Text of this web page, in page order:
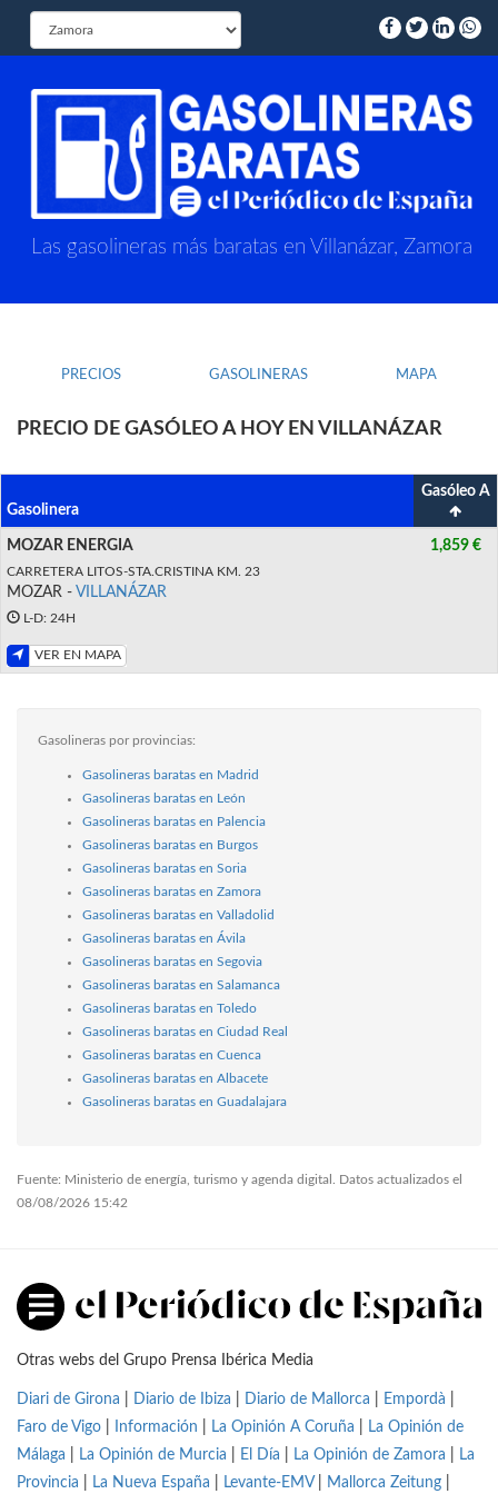
Las gasolineras más baratas en Villanázar, Zamora
PRECIOS GASOLINERAS MAPA
PRECIO DE GASÓLEO A HOY EN VILLANÁZAR
Gasolinera
Gasóleo A
MOZAR ENERGIA
CARRETERA LITOS-STA.CRISTINA KM. 23
MOZAR - VILLANÁZAR
L-D: 24H
VER EN MAPA
1,859 €
Gasolineras por provincias:
Gasolineras baratas en Madrid
Gasolineras baratas en León
Gasolineras baratas en Palencia
Gasolineras baratas en Burgos
Gasolineras baratas en Soria
Gasolineras baratas en Zamora
Gasolineras baratas en Valladolid
Gasolineras baratas en Ávila
Gasolineras baratas en Segovia
Gasolineras baratas en Salamanca
Gasolineras baratas en Toledo
Gasolineras baratas en Ciudad Real
Gasolineras baratas en Cuenca
Gasolineras baratas en Albacete
Gasolineras baratas en Guadalajara
Fuente: Ministerio de energía, turismo y agenda digital. Datos actualizados el
08/08/2026 15:42
Otras webs del Grupo Prensa Ibérica Media
Diari de Girona Diario de Ibiza Diario de Mallorca Empordà
Faro de Vigo
Información La Opinión A Coruña
La Opinión de
Málaga
La Opinión de Murcia El Día La Opinión de Zamora
La
Provincia
La Nueva España Levante-EMV| Mallorca Zeitung